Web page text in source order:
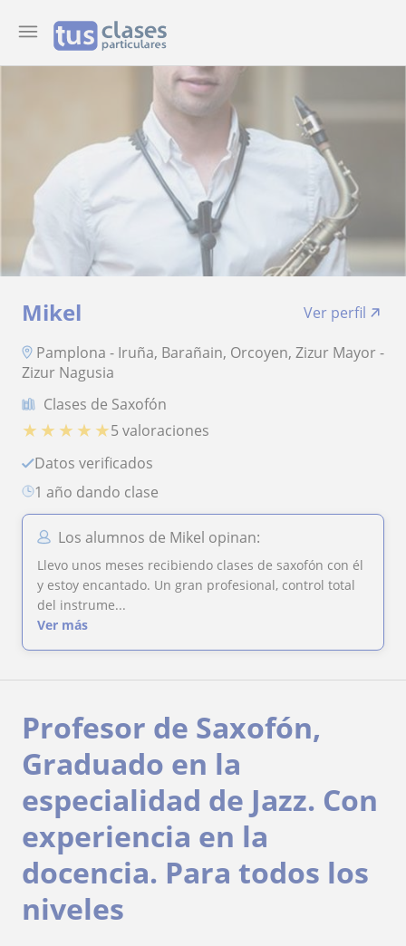
Mikel
Ver perfil
Pamplona - Iruña, Barañain, Orcoyen, Zizur Mayor -
Zizur Nagusia
Clases de Saxofón
★ ★ ★ ★ ★5 valoraciones
Datos verificados
1 año dando clase
Los alumnos de Mikel opinan:
Llevo unos meses recibiendo clases de saxofón con él
y estoy encantado. Un gran profesional, control total
del instrume...
Ver más
Profesor de Saxofón,
Graduado en la
especialidad de Jazz. Con
experiencia en la
docencia. Para todos los
niveles